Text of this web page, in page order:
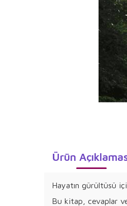
Ürün
Hayatın gürültüsü
Bu kitap, cevaplar